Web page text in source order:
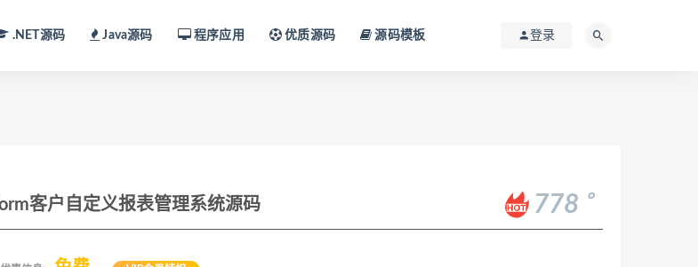
.NET源码 Java源码 程序应用 优质源码 源码模板 登录
客户自定义报表管理系统源码 778
。